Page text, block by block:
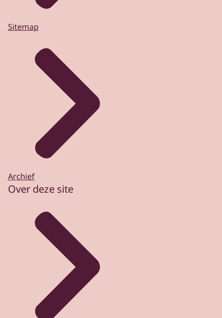
Sitemap
Archief
Over deze site